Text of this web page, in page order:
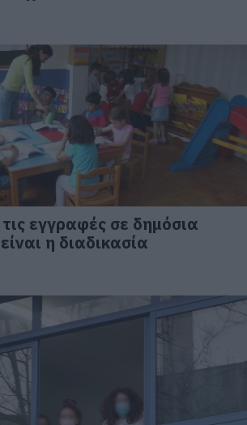
εγγραφές σε δημόσια
η διαδικασία